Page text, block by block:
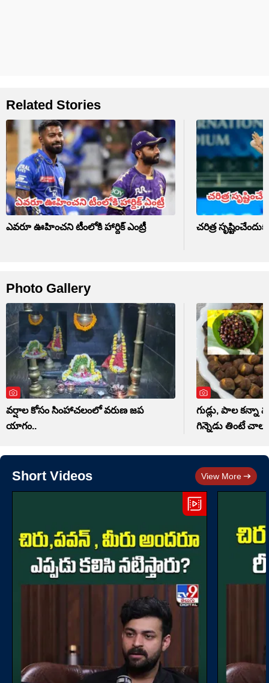
Related Stories
ఎవరూ ఊహించని టీంలోకి హార్దిక్ ఎంట్రీ చరిత్ర
Photo Gallery
వర్షాల కోసం సింహాచలంలో వరుణ జప
యాగం..
గుడ్లు, పాల కన్నా
గిన్నెడు తింటే చాలు
Short Videos View More